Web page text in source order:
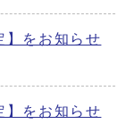
】をお知らせ
】をお知らせ